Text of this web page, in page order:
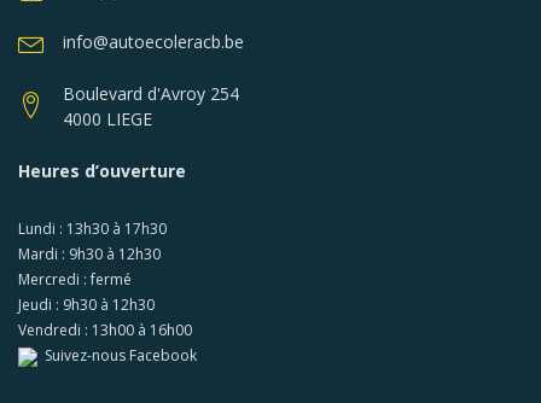
info@autoecoleracb.be
Boulevard d'Avroy 254
4000 LIEGE
Heures d’ouverture
Lundi : 13h30 à 17h30
Mardi : 9h30 à 12h30
Mercredi : fermé
Jeudi : 9h30 à 12h30
Vendredi : 13h00 à 16h00
Suivez-nous Facebook